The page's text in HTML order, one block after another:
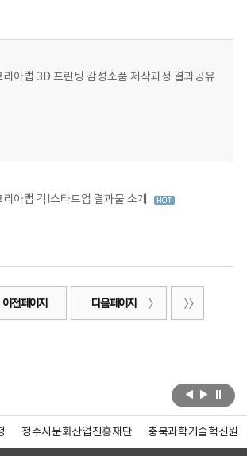
아랩 3D 프린팅 감성소품 제작과정 결과공유
아랩 킥!스타트업 결과물 소개
이전 페이지 다음 페이지
청주시문화산업진흥재단 충북과학기술혁신원